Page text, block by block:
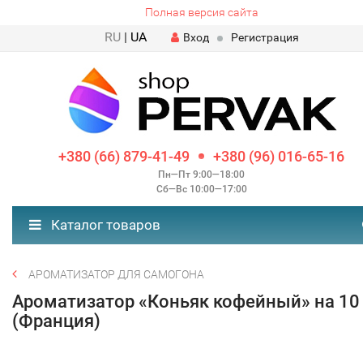
Полная версия сайта
RU| UA Вход Регистрация
+380 (66) 879-41-49 +380 (96) 016-65-16
Пн—Пт 9:00—18:00
Сб—Вс 10:00—17:00
Каталог товаров
АРОМАТИЗАТОР ДЛЯ САМОГОНА
Ароматизатор «Коньяк кофейный» на 10
(Франция)